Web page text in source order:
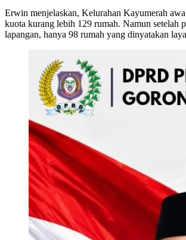
Erwin menjelaskan, Kelurahan Kayumerah
kuota kurang lebih 129 rumah. Namun setelah
lapangan, hanya 98 rumah yang dinyatakan